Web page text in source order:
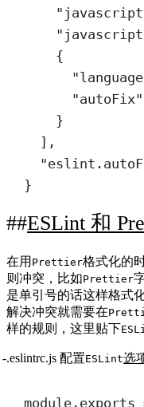
{
"autoFix"
}
],
}
ESLint 和
在用 Prettier格式化的
则冲突，比如Prettier
是单引号的话这样格式
解决冲突就需要在
样的规则，这里贴下
.eslintrc.js 配置ESLint选
module. exports